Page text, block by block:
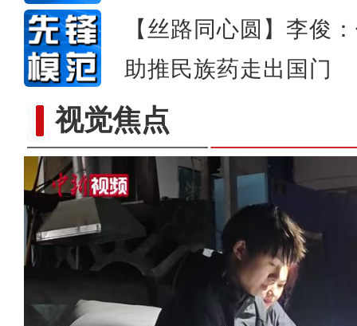
【丝路同心圆】李俊
助推民族药走出国门
视觉焦点在鄂务工的新疆姑娘：生活